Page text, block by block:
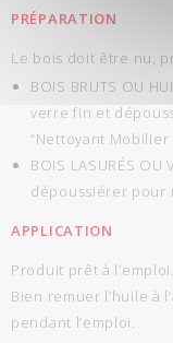
PRÉPARATION
Le bois doit être nu,
BOIS BRUTS OU
verre fin et
“Nettoyant Mobilier
BOIS LASURÉS
dépoussiérer pour
APPLICATION
Produit prêt à l’emploi.
Bien remuer l’huile à
pendant l’emploi.